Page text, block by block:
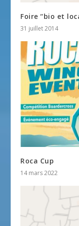
Foire “bio et
31 juillet 2014
Roca Cup
14 mars 2022